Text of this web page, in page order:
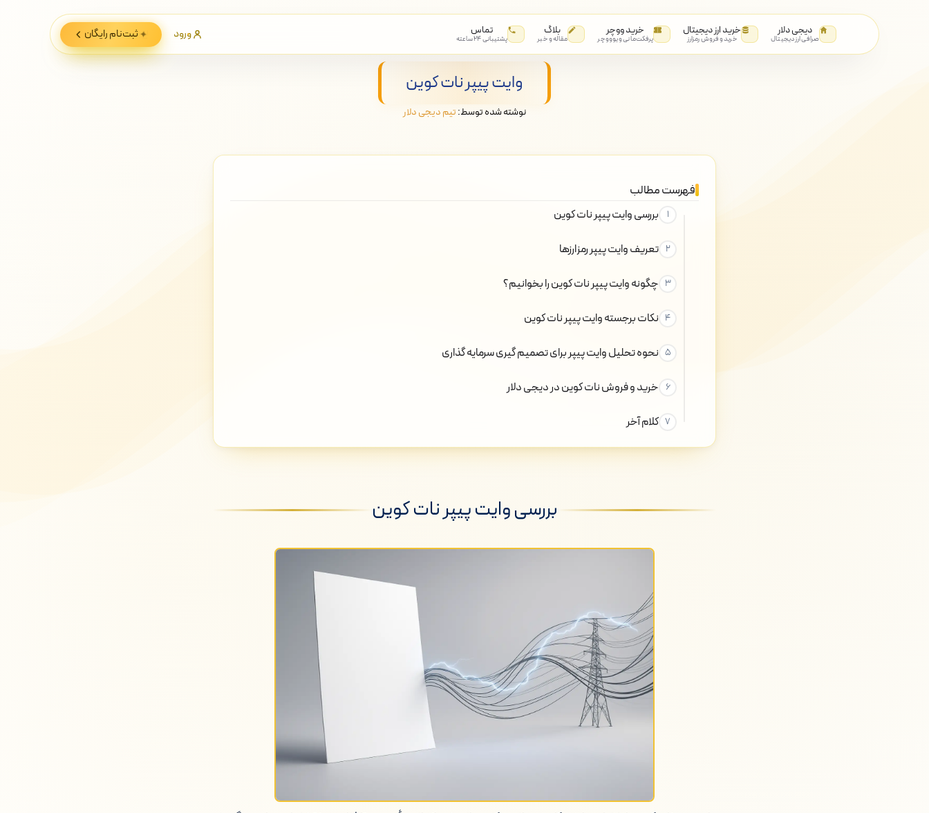
دیجی دلار
صرافی ارز دیجیتال
خرید ارز دیجیتال
خرید و فروش رمزارز
خرید ووچر
پرفکت‌مانی و یوووچر
بلاگ
مقاله و خبر
تماس
پشتیبانی ۲۴ ساعته ورود ثبت‌نامرایگان
وایت پیپر نات کوین
نوشته شده توسط:تیم دیجی دلار
فهرست مطالب
بررسی وایت پیپر نات کوین
تعریف وایت پیپر رمزارزها
چگونه وایت پیپر نات کوین را بخوانیم؟
نکات برجسته وایت پیپر نات کوین
نحوه تحلیل وایت پیپر برای تصمیم گیری سرمایه گذاری
خرید و فروش نات کوین در دیجی دلار
کلام آخر
بررسی وایت پیپر نات کوین